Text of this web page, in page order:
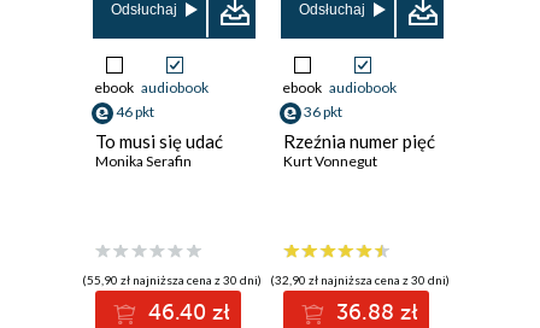
Odsłuchaj
ebook audiobook
46 pkt
To musi się udać
Monika Serafin
(55,90 zł najniższa cena z 30 dni)
46.40 zł
Odsłuchaj
ebook audiobook
36 pkt
Rzeźnia numer pięć
Kurt Vonnegut
(32,90 zł najniższa cena z 30 dni)
36.88 zł